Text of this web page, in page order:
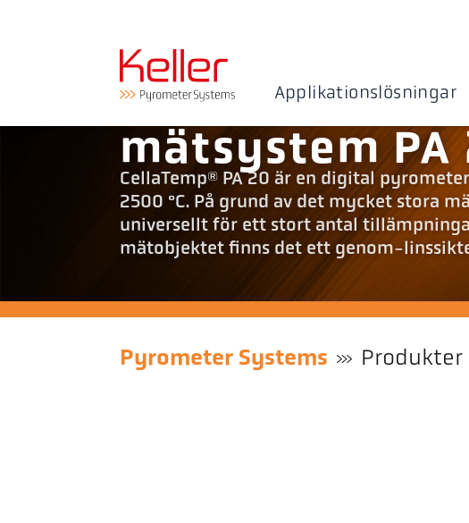
Applikationslösningar
mätsystem
CellaTemp® PA 20 är en digital
2500 °C. På grund av det mycket stora
universellt för ett stort antal
mätobjektet finns det ett genom-
Pyrometer Systems Produkter